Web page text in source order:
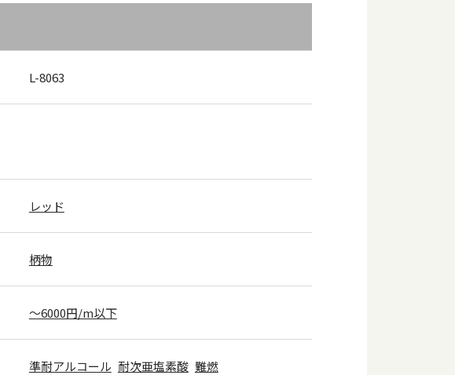
L-8063
レッド
柄物
～6000円/m以下
準耐アルコール 耐次亜塩素酸 難燃